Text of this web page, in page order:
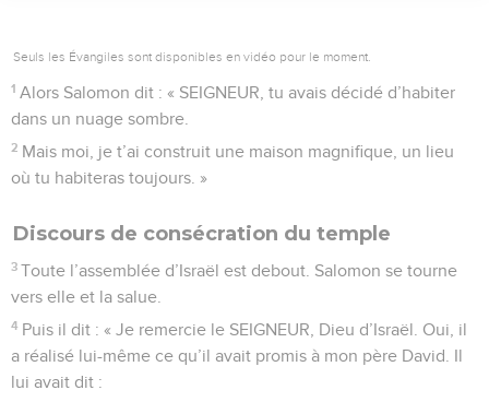
Seuls les Évangiles sont disponibles en vidéo pour le moment.
1 Alors Salomon dit : « SEIGNEUR, tu avais décidé d’habiter
dans un nuage sombre.
2 Mais moi, je t’ai construit une maison magnifique, un lieu
où tu habiteras toujours. »
Discours de consécration du temple
3 Toute l’assemblée d’Israël est debout. Salomon se tourne
vers elle et la salue.
4 Puis il dit : « Je remercie le SEIGNEUR, Dieu d’Israël. Oui, il
a réalisé lui-même ce qu’il avait promis à mon père David. Il
lui avait dit :